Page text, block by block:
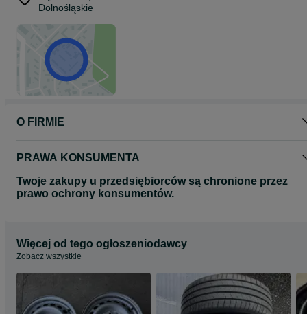
Dolnośląskie
O FIRMIE
PRAWA KONSUMENTA
Twoje zakupy u przedsiębiorców są chronione przez
prawo ochrony konsumentów.
Więcej od tego ogłoszeniodawcy
Zobacz wszystkie